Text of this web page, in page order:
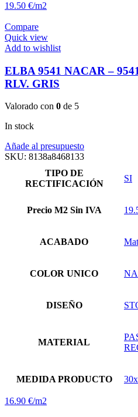
19.50 €/m2
Compare
Quick view
Add to wishlist
ELBA 9541 NACAR –
RLV. GRIS
Valorado con 0 de 5
In stock
Añade al presupuesto
SKU: 8138a8468133
TIPO DE
RECTIFICACIÓN
SI
Precio M2 Sin IVA
ACABADO
COLOR UNICO
DISEÑO
MATERIAL
MEDIDA PRODUCTO
16.90 €/m2